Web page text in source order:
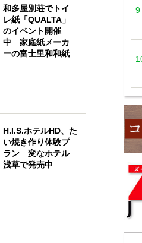
和多屋別荘でトイ
レ紙「QUALTA」
のイベント開催
中 家庭紙メーカ
ーの富士里和和紙
H.I.S.ホテルHD、た
い焼き作り体験プ
ラン 変なホテル
浅草で発売中